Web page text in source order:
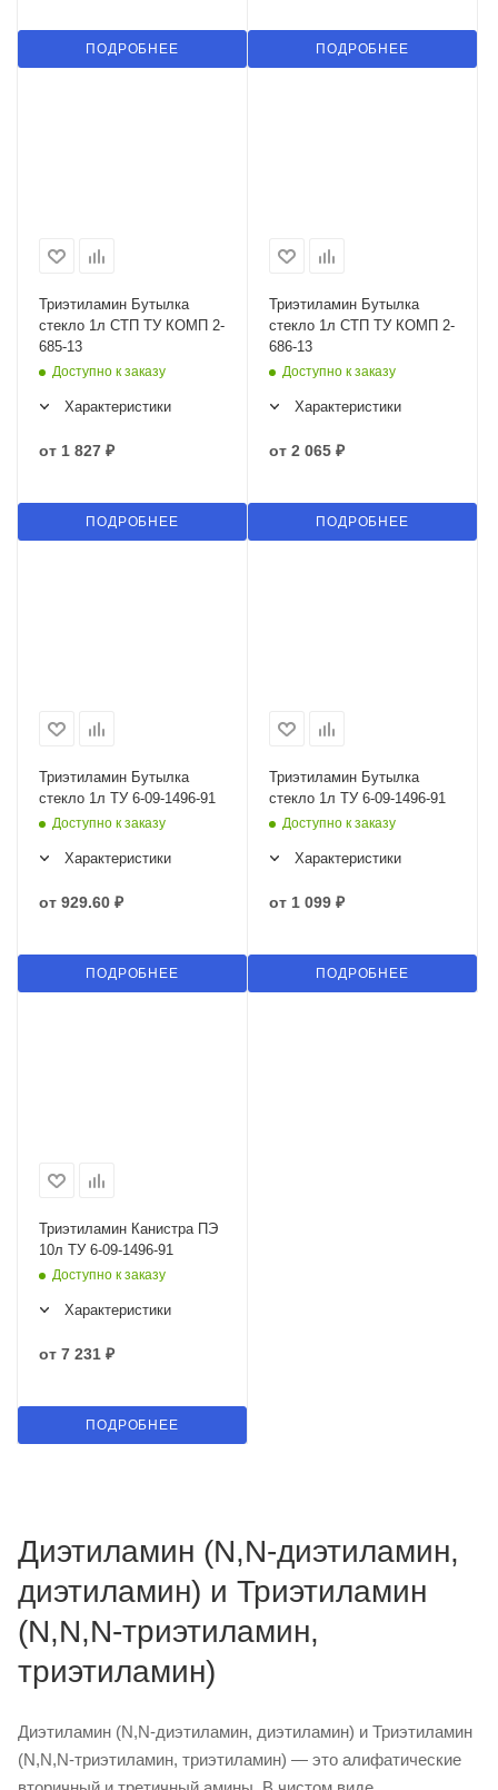
ПОДРОБНЕЕ ПОДРОБНЕЕ
Триэтиламин Бутылка
стекло 1л СТП ТУ КОМП 2-
685-13
Доступно к заказу
Характеристики
от 1 827 ₽
ПОДРОБНЕЕ
Триэтиламин Бутылка
стекло 1л СТП ТУ КОМП 2-
686-13
Доступно к заказу
Характеристики
от 2 065 ₽
ПОДРОБНЕЕ
Триэтиламин Бутылка
стекло 1л ТУ 6-09-1496-91
Доступно к заказу
Характеристики
от 929.60 ₽
ПОДРОБНЕЕ
Триэтиламин Бутылка
стекло 1л ТУ 6-09-1496-91
Доступно к заказу
Характеристики
от 1 099 ₽
ПОДРОБНЕЕ
Триэтиламин Канистра ПЭ
10л ТУ 6-09-1496-91
Доступно к заказу
Характеристики
от 7 231 ₽
ПОДРОБНЕЕ
Диэтиламин (N,N-диэтиламин,
диэтиламин) и Триэтиламин
(N,N,N-триэтиламин,
триэтиламин)
Диэтиламин (N,N-диэтиламин, диэтиламин) и Триэтиламин
(N,N,N-триэтиламин, триэтиламин) — это алифатические